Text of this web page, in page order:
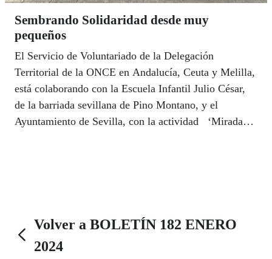
Sembrando Solidaridad desde muy
pequeños
El Servicio de Voluntariado de la Delegación
Territorial de la ONCE en Andalucía, Ceuta y Melilla,
está colaborando con la Escuela Infantil Julio César,
de la barriada sevillana de Pino Montano, y el
Ayuntamiento de Sevilla, con la actividad ‘Miradas
futuros.Volver a BOLETÍN 182 ENERO
2024